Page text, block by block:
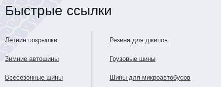
Быстрые ссылки
Летние покрышки
Зимние автошины
Всесезонные шины
Резина для джипов
Грузовые шины
Шины для микроавтобусов